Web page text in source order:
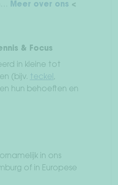
Meer over ons <
& Focus
in kleine tot
(bijv. teckel ,
hun behoeften en
in ons
of in Europese